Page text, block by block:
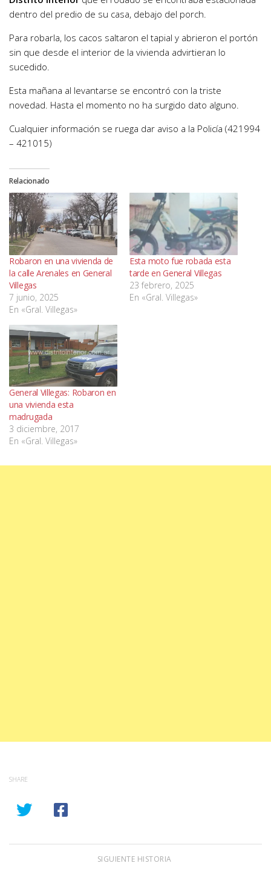
dentro del predio de su casa, debajo del porch.
Para robarla, los cacos saltaron el tapial y abrieron el portón
sin que desde el interior de la vivienda advirtieran lo
sucedido.
Esta mañana al levantarse se encontró con la triste
novedad. Hasta el momento no ha surgido dato alguno.
Cualquier información se ruega dar aviso a la Policía (421994
– 421015)
Relacionado
Robaron en una vivienda de
la calle Arenales en General
Villegas
7 junio, 2025
En «Gral. Villegas»
Esta moto fue robada esta
tarde en General Villegas
23 febrero, 2025
En «Gral. Villegas»
General Villegas: Robaron en
una vivienda esta
madrugada
3 diciembre, 2017
En «Gral. Villegas»
SHARE
SIGUIENTE HISTORIA